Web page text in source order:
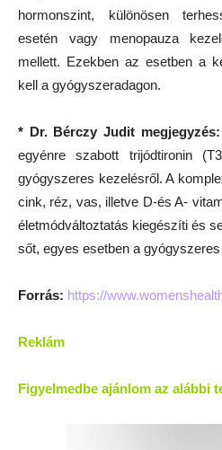
hormonszint, különösen
esetén vagy menopauza
mellett. Ezekben az esetben a
kell a gyógyszeradagon.
* Dr. Bérczy Judit megjegyzés:
egyénre szabott trijódtironin
gyógyszeres kezelésről. A
cink, réz, vas, illetve D-és A-
életmódváltoztatás kiegészíti és
sőt, egyes esetben a
Forrás: https://
Reklám
Figyelmedbe ajánlom az alábbi